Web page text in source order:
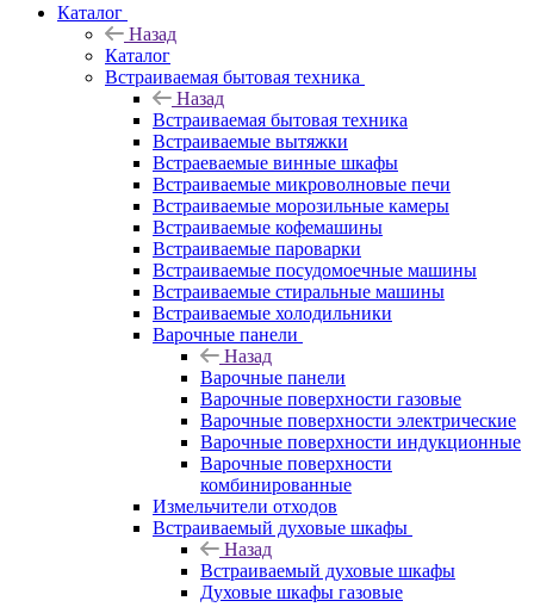
Каталог
Назад
Каталог
Встраиваемая бытовая техника
Назад
Встраиваемая бытовая техника
Встраиваемые вытяжки
Встраеваемые винные шкафы
Встраиваемые микроволновые печи
Встраиваемые морозильные камеры
Встраиваемые кофемашины
Встраиваемые пароварки
Встраиваемые посудомоечные машины
Встраиваемые стиральные машины
Встраиваемые холодильники
Варочные панели
Назад
Варочные панели
Варочные поверхности газовые
Варочные поверхности электрические
Варочные поверхности индукционные
Варочные поверхности
комбинированные
Измельчители отходов
Встраиваемый духовые шкафы
Назад
Встраиваемый духовые шкафы
Духовые шкафы газовые